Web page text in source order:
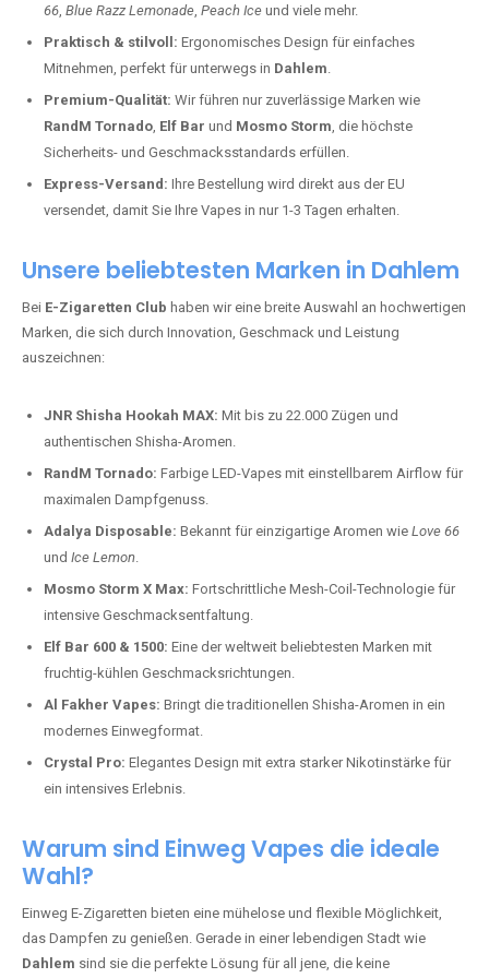
66, Blue Razz Lemonade, Peach Ice und viele mehr.
Praktisch & stilvoll: Ergonomisches Design für einfaches
Mitnehmen, perfekt für unterwegs in Dahlem.
Premium-Qualität: Wir führen nur zuverlässige Marken wie
RandM Tornado, Elf Bar und Mosmo Storm, die höchste
Sicherheits- und Geschmacksstandards erfüllen.
Express-Versand: Ihre Bestellung wird direkt aus der EU
versendet, damit Sie Ihre Vapes in nur 1-3 Tagen erhalten.
Unsere beliebtesten Marken in Dahlem
Bei E-Zigaretten Club haben wir eine breite Auswahl an hochwertigen
Marken, die sich durch Innovation, Geschmack und Leistung
auszeichnen:
JNR Shisha Hookah MAX: Mit bis zu 22.000 Zügen und
authentischen Shisha-Aromen.
RandM Tornado: Farbige LED-Vapes mit einstellbarem Airflow für
maximalen Dampfgenuss.
Adalya Disposable: Bekannt für einzigartige Aromen wie Love 66
und Ice Lemon.
Mosmo Storm X Max: Fortschrittliche Mesh-Coil-Technologie für
intensive Geschmacksentfaltung.
Elf Bar 600 & 1500: Eine der weltweit beliebtesten Marken mit
fruchtig-kühlen Geschmacksrichtungen.
Al Fakher Vapes: Bringt die traditionellen Shisha-Aromen in ein
modernes Einwegformat.
Crystal Pro: Elegantes Design mit extra starker Nikotinstärke für
ein intensives Erlebnis.
Warum sind Einweg Vapes die ideale
Wahl?
Einweg E-Zigaretten bieten eine mühelose und flexible Möglichkeit,
das Dampfen zu genießen. Gerade in einer lebendigen Stadt wie
Dahlem sind sie die perfekte Lösung für all jene, die keine